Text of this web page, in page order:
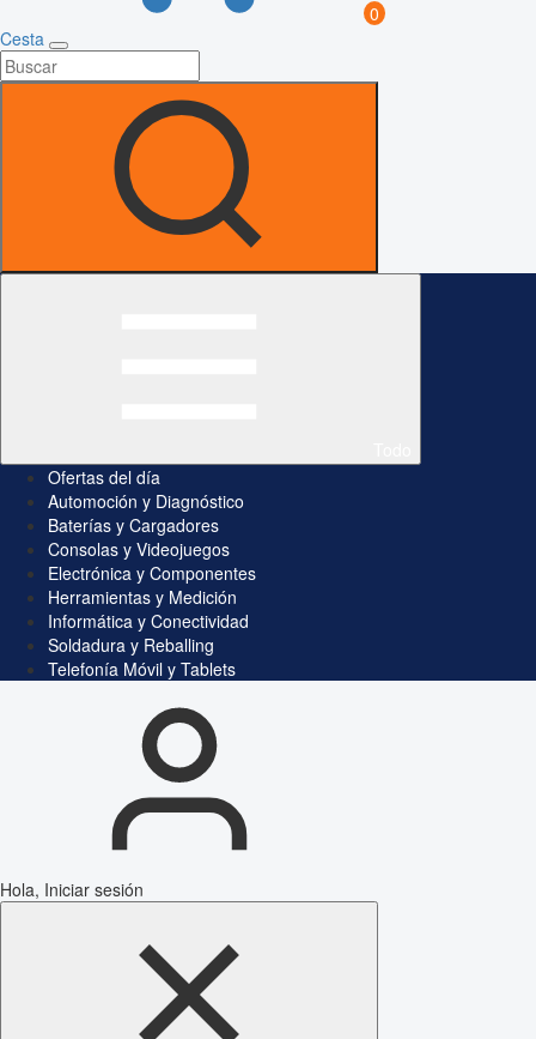
0
Cesta
Ofertas del día
Automoción y Diagnóstico
Baterías y Cargadores
Consolas y Videojuegos
Electrónica y Componentes
Herramientas y Medición
Informática y Conectividad
Soldadura y Reballing
Telefonía Móvil y Tablets
Hola, Iniciar sesión